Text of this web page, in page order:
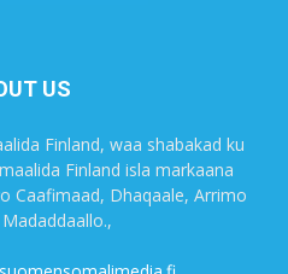
US
Finland, waa shabakad ku
Finland isla markaana
Caafimaad, Dhaqaale, Arrimo